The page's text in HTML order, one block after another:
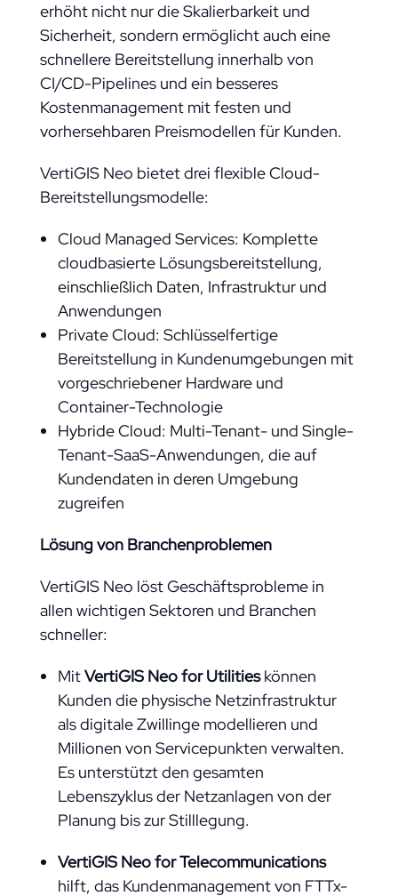
erhöht nicht nur die Skalierbarkeit und
Sicherheit, sondern ermöglicht auch eine
schnellere Bereitstellung innerhalb von
CI/CD-Pipelines und ein besseres
Kostenmanagement mit festen und
vorhersehbaren Preismodellen für Kunden.
VertiGIS Neo bietet drei flexible Cloud-
Bereitstellungsmodelle:
Cloud Managed Services: Komplette
cloudbasierte Lösungsbereitstellung,
einschließlich Daten, Infrastruktur und
Anwendungen
Private Cloud: Schlüsselfertige
Bereitstellung in Kundenumgebungen mit
vorgeschriebener Hardware und
Container-Technologie
Hybride Cloud: Multi-Tenant- und Single-
Tenant-SaaS-Anwendungen, die auf
Kundendaten in deren Umgebung
zugreifen
Lösung von Branchenproblemen
VertiGIS Neo löst Geschäftsprobleme in
allen wichtigen Sektoren und Branchen
schneller:
MitVertiGIS Neo for Utilitieskönnen
Kunden die physische Netzinfrastruktur
als digitale Zwillinge modellieren und
Millionen von Servicepunkten verwalten.
Es unterstützt den gesamten
Lebenszyklus der Netzanlagen von der
Planung bis zur Stilllegung.
VertiGIS Neo for Telecommunications
hilft, das Kundenmanagement von FTTx-